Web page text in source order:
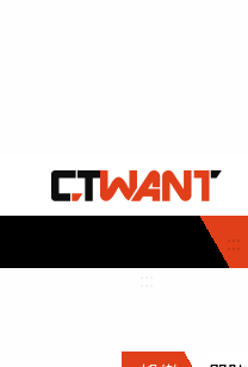
:::
社會首頁
時事
調查